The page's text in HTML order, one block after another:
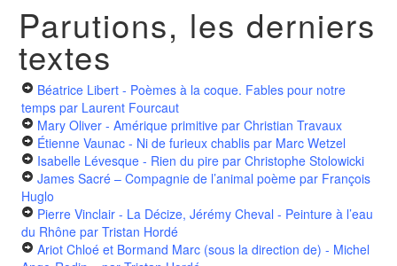
Parutions, les derniers
textes
Béatrice Libert - Poèmes à la coque. Fables pour notre
temps par Laurent Fourcaut
Mary Oliver - Amérique primitive par Christian Travaux
Étienne Vaunac - Ni de furieux chablis par Marc Wetzel
Isabelle Lévesque - Rien du pire par Christophe Stolowicki
James Sacré – Compagnie de l’animal poème par François
Huglo
Pierre Vinclair - La Décize, Jérémy Cheval - Peinture à l’eau
du Rhône par Tristan Hordé
Ariot Chloé et Bormand Marc (sous la direction de) - Michel